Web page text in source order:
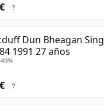
?
Dun Bheagan
1991 27 años
?